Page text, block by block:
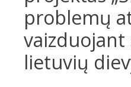
problemų
vaizduojant
lietuvių